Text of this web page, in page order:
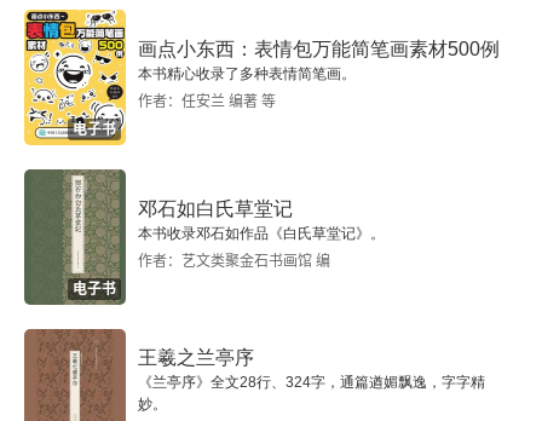
电子书
画点小东西：表情包万能简笔画素材500例
本书精心收录了多种表情简笔画。
作者：任安兰 编著 等
电子书
邓石如白氏草堂记
本书收录邓石如作品《白氏草堂记》。
作者：艺文类聚金石书画馆 编
王羲之兰亭序
《兰亭序》全文28行、324字，通篇遒媚飘逸，字字精
妙。